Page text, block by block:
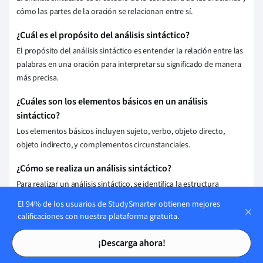
Tarjetas de estudio
Tarjetas de estudio
cómo las partes de la oración se relacionan entre sí.
¿Cuál es el propósito del análisis sintáctico?
El propósito del análisis sintáctico es entender la relación entre las
palabras en una oración para interpretar su significado de manera
más precisa.
¿Cuáles son los elementos básicos en un análisis
sintáctico?
Los elementos básicos incluyen sujeto, verbo, objeto directo,
objeto indirecto, y complementos circunstanciales.
¿Cómo se realiza un análisis sintáctico?
Para realizar un análisis sintáctico, se identifica la estructura
jerárquica de la oración y se determina la función gramatical de
cada palabra o grupo de palabras.
Guardar explicación
El 94% de los usuarios de StudySmarter obtienen mejores
calificaciones con nuestra plataforma gratuita.
¡Descarga ahora!